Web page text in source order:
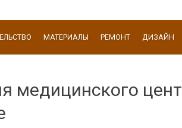
МАТЕРИАЛЫ РЕМОНТ ДИЗАЙН
медицинского